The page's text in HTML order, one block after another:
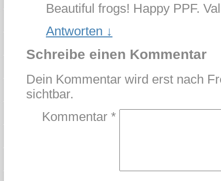
Beautiful frogs! Happy PPF.
Antworten ↓
Schreibe einen Kommentar
Dein Kommentar wird erst nach
sichtbar.
Kommentar *